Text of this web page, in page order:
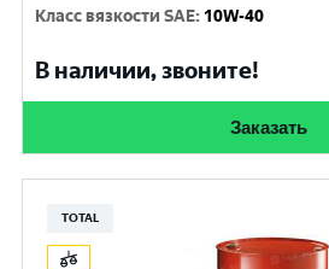
Класс вязкости SAE: 10W-40
В наличии, звоните!
Заказать
TOTAL